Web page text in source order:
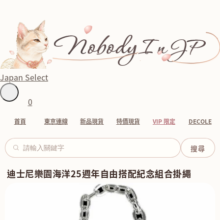
Japan Select
0
首頁 東京連線 新品現貨 特價現貨 VIP 限定 DECOLE
迪士尼樂園海洋25週年自由搭配紀念組合掛繩